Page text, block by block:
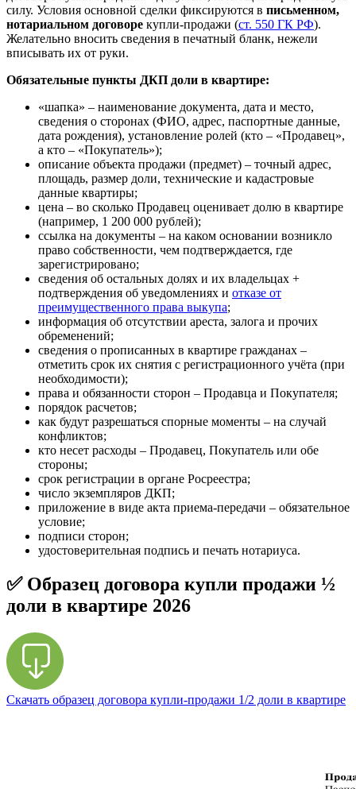
силу. Условия основной сделки фиксируются в письменном,
нотариальном договоре купли-продажи (ст. 550 ГК РФ).
Желательно вносить сведения в печатный бланк, нежели
вписывать их от руки.
Обязательные пункты ДКП доли в квартире:
«шапка» – наименование документа, дата и место,
сведения о сторонах (ФИО, адрес, паспортные данные,
дата рождения), установление ролей (кто – «Продавец»,
а кто – «Покупатель»);
описание объекта продажи (предмет) – точный адрес,
площадь, размер доли, технические и кадастровые
данные квартиры;
цена – во сколько Продавец оценивает долю в квартире
(например, 1 200 000 рублей);
ссылка на документы – на каком основании возникло
право собственности, чем подтверждается, где
зарегистрировано;
сведения об остальных долях и их владельцах +
подтверждения об уведомлениях и отказе от
преимущественного права выкупа;
информация об отсутствии ареста, залога и прочих
обременений;
сведения о прописанных в квартире гражданах –
отметить срок их снятия с регистрационного учёта (при
необходимости);
права и обязанности сторон – Продавца и Покупателя;
порядок расчетов;
как будут разрешаться спорные моменты – на случай
конфликтов;
кто несет расходы – Продавец, Покупатель или обе
стороны;
срок регистрации в органе Росреестра;
число экземпляров ДКП;
приложение в виде акта приема-передачи – обязательное
условие;
подписи сторон;
удостоверительная подпись и печать нотариуса.
✅ Образец договора купли продажи ½
доли в квартире 2026
Скачать образец договора купли-продажи 1/2 доли в квартире